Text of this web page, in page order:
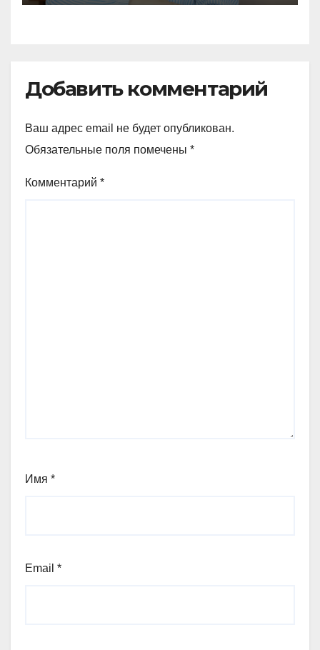
Добавить комментарий
Ваш адрес email не будет опубликован.
Обязательные поля помечены *
Комментарий *
Имя *
Email *